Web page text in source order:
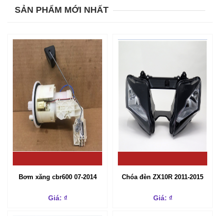
SẢN PHẨM MỚI NHẤT
Bơm xăng cbr600 07-2014
Giá: ₫
Chóa đèn ZX10R 2011-2015
Giá: ₫